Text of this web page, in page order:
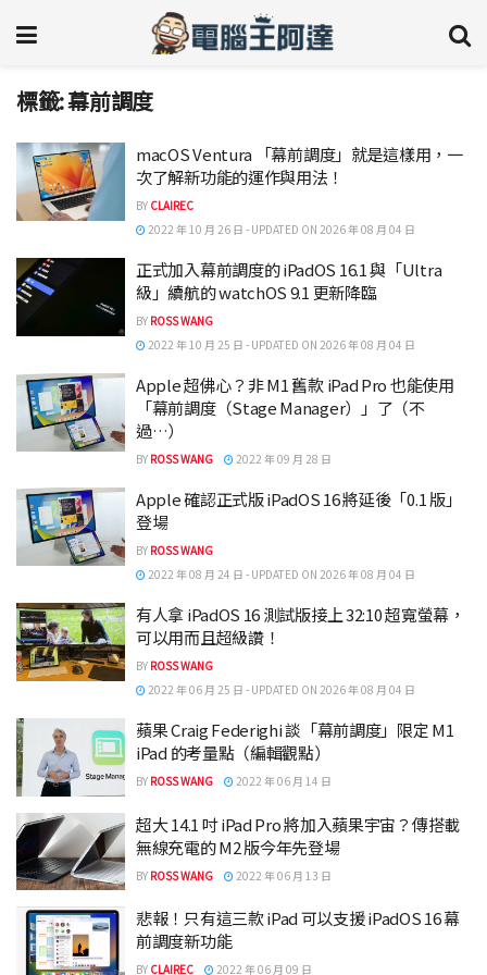
標籤:幕前調度
macOS Ventura 「幕前調度」就是這樣用，一
次了解新功能的運作與用法！
BY CLAIREC
2022 年 10 月 26 日 - UPDATED ON 2026 年 08 月 04 日
正式加入幕前調度的 iPadOS 16.1 與「Ultra
級」續航的 watchOS 9.1 更新降臨
BY ROSS WANG
2022 年 10 月 25 日 - UPDATED ON 2026 年 08 月 04 日
Apple 超佛心？非 M1 舊款 iPad Pro 也能使用
「幕前調度（Stage Manager）」了（不
過…）
BY ROSS WANG 2022 年 09 月 28 日
Apple 確認正式版 iPadOS 16 將延後「0.1 版」
登場
BY ROSS WANG
2022 年 08 月 24 日 - UPDATED ON 2026 年 08 月 04 日
有人拿 iPadOS 16 測試版接上 32:10 超寬螢幕，
可以用而且超級讚！
BY ROSS WANG
2022 年 06 月 25 日 - UPDATED ON 2026 年 08 月 04 日
蘋果 Craig Federighi 談「幕前調度」限定 M1
iPad 的考量點（編輯觀點）
BY ROSS WANG 2022 年 06 月 14 日
超大 14.1 吋 iPad Pro 將加入蘋果宇宙？傳搭載
無線充電的 M2 版今年先登場
BY ROSS WANG 2022 年 06 月 13 日
悲報！只有這三款 iPad 可以支援 iPadOS 16 幕
前調度新功能
BY CLAIREC 2022 年 06 月 09 日